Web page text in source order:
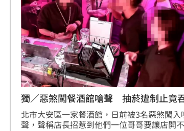
獨／惡煞闖餐酒館嗆聲 抽菸遭制止竟
北市大安區一家餐酒館，日前被3名惡煞闖入
聲，聲稱店長招惹到他們一位哥哥要讓店開